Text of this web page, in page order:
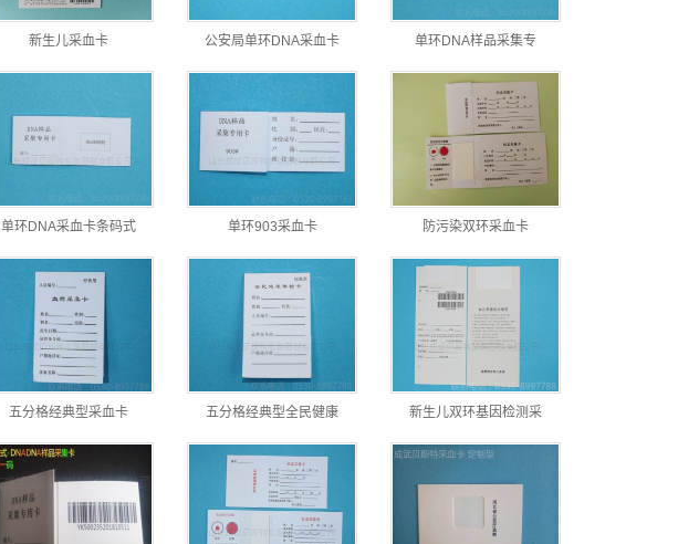
新生儿采血卡 公安局单环DNA采血卡 单环DNA样品采集专
单环DNA采血卡条码式 单环903采血卡 防污染双环采血卡
五分格经典型采血卡 五分格经典型全民健康 新生儿双环基因检测采